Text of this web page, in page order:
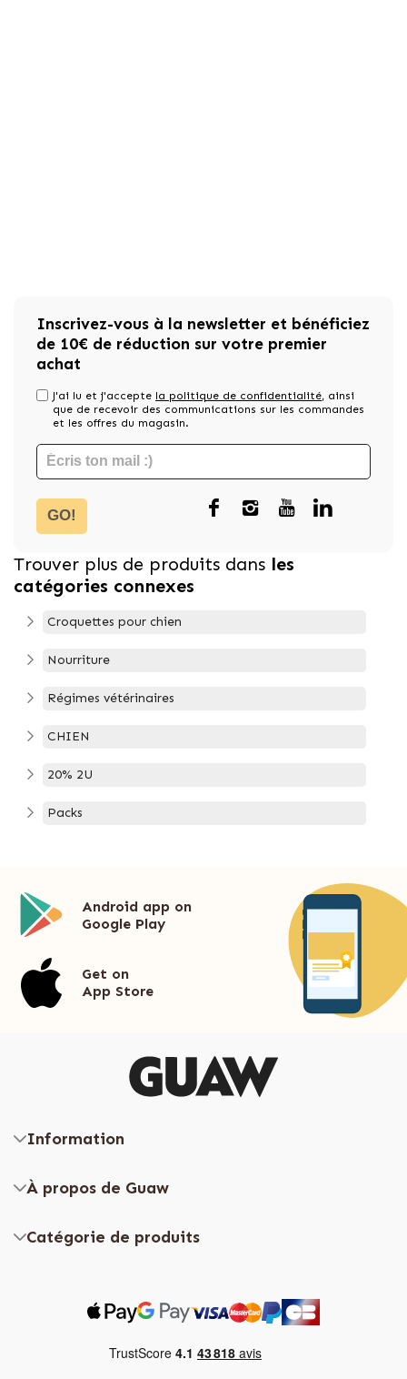
Inscrivez-vous à la newsletter et bénéficiez
de 10€ de réduction sur votre premier
achat
J'ai lu et j'accepte la politique de confidentialité, ainsi
que de recevoir des communications sur les commandes
et les offres du magasin.
GO!
Trouver plus de produits dans les
catégories connexes
Croquettes pour chien
Nourriture
Régimes vétérinaires
CHIEN
20% 2U
Packs
Android app on
Google Play
Get on
App Store
Information
À propos de Guaw
Catégorie de produits